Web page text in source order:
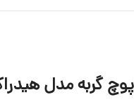
پوچ گربه مدل هیدراکر